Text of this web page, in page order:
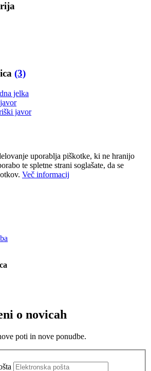
(3)
jelka
javor
uporablja piškotke, ki ne hranijo
te spletne strani soglašate, da se
Več informacij
o novicah
poti in nove ponudbe.